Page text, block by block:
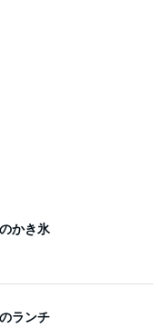
かき氷
ランチ